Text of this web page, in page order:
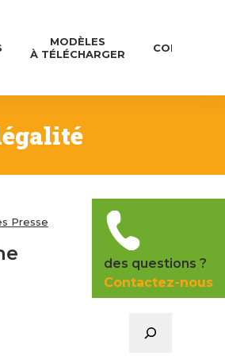
MODÈLES
À TÉLÉCHARGER
CONTACT
Presse
des questions ?
Contactez-nous